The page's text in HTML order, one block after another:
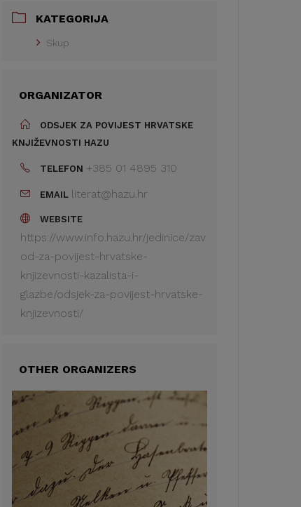
KATEGORIJA
Skup
ORGANIZATOR
ODSJEK ZA POVIJEST HRVATSKE
KNJIŽEVNOSTI HAZU
TELEFON +385 01 4895 310
EMAIL literat@hazu.hr
WEBSITE
https://www.info.hazu.hr/jedinice/zav
od-za-povijest-hrvatske-
knjizevnosti-kazalista-i-
glazbe/odsjek-za-povijest-hrvatske-
knjizevnosti/
OTHER ORGANIZERS